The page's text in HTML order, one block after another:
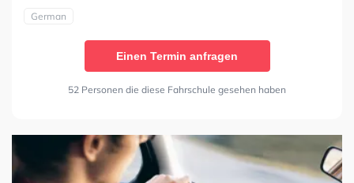
German
Einen Termin anfragen
52 Personen die diese Fahrschule gesehen haben